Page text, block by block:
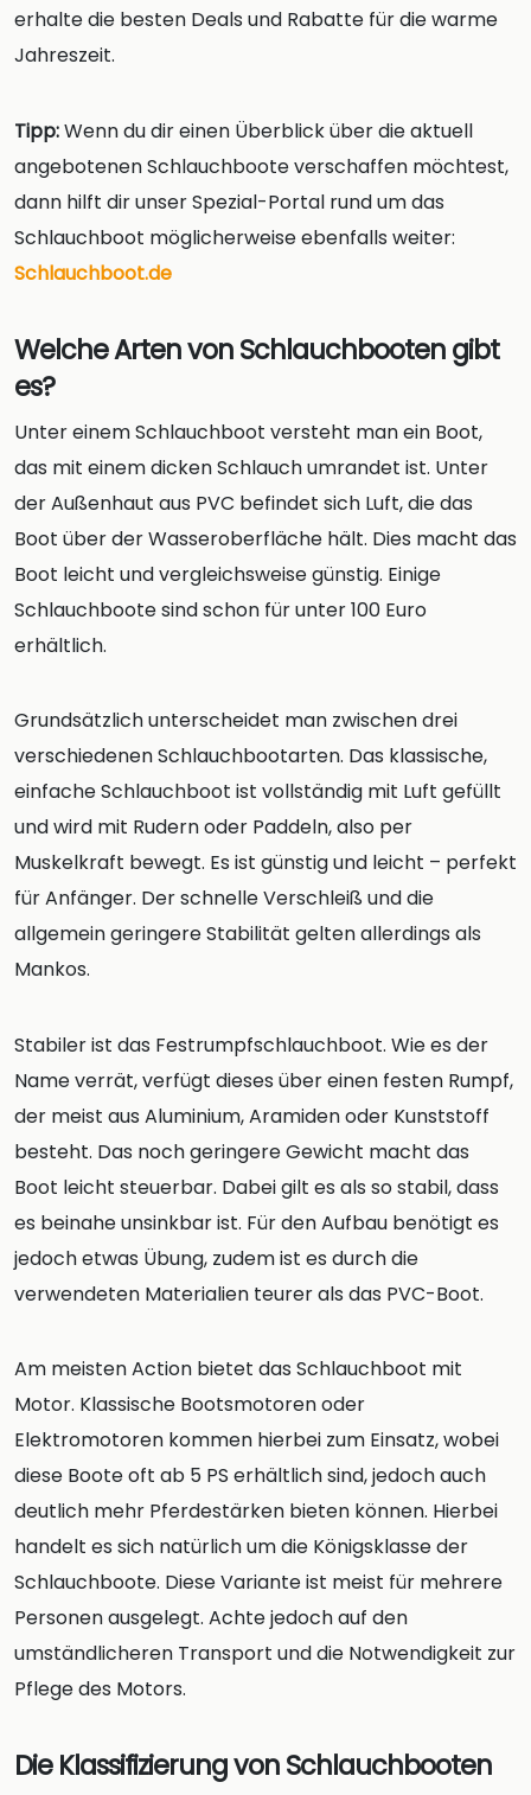
erhalte die besten Deals und Rabatte für die warme
Jahreszeit.
Tipp:Wenn du dir einen Überblick über die aktuell
angebotenen Schlauchboote verschaffen möchtest,
dann hilft dir unser Spezial-Portal rund um das
Schlauchboot möglicherweise ebenfalls weiter:
Schlauchboot.de
Welche Arten von Schlauchbooten gibt
es?
Unter einem Schlauchboot versteht man ein Boot,
das mit einem dicken Schlauch umrandet ist. Unter
der Außenhaut aus PVC befindet sich Luft, die das
Boot über der Wasseroberfläche hält. Dies macht das
Boot leicht und vergleichsweise günstig. Einige
Schlauchboote sind schon für unter 100 Euro
erhältlich.
Grundsätzlich unterscheidet man zwischen drei
verschiedenen Schlauchbootarten. Das klassische,
einfache Schlauchboot ist vollständig mit Luft gefüllt
und wird mit Rudern oder Paddeln, also per
Muskelkraft bewegt. Es ist günstig und leicht – perfekt
für Anfänger. Der schnelle Verschleiß und die
allgemein geringere Stabilität gelten allerdings als
Mankos.
Stabiler ist das Festrumpfschlauchboot. Wie es der
Name verrät, verfügt dieses über einen festen Rumpf,
der meist aus Aluminium, Aramiden oder Kunststoff
besteht. Das noch geringere Gewicht macht das
Boot leicht steuerbar. Dabei gilt es als so stabil, dass
es beinahe unsinkbar ist. Für den Aufbau benötigt es
jedoch etwas Übung, zudem ist es durch die
verwendeten Materialien teurer als das PVC-Boot.
Am meisten Action bietet das Schlauchboot mit
Motor. Klassische Bootsmotoren oder
Elektromotoren kommen hierbei zum Einsatz, wobei
diese Boote oft ab 5 PS erhältlich sind, jedoch auch
deutlich mehr Pferdestärken bieten können. Hierbei
handelt es sich natürlich um die Königsklasse der
Schlauchboote. Diese Variante ist meist für mehrere
Personen ausgelegt. Achte jedoch auf den
umständlicheren Transport und die Notwendigkeit zur
Pflege des Motors.
Die Klassifizierung von Schlauchbooten